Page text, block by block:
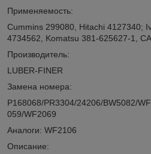
Применяемость:
Cummins 299080, Hitachi 4127340;
4734562, Komatsu 381-625627-1,
Производитель:
LUBER-FINER
Замена номера:
P168068/PR3304/24206/BW5082/
059/WF2069
Аналоги: WF2106
Описание: